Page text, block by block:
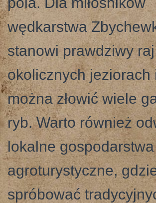
wędkarstwa
stanowi prawdziwy
okolicznych jeziorach
można złowić wiele
ryb. Warto również
lokalne gospodarstwa
agroturystyczne,
spróbować